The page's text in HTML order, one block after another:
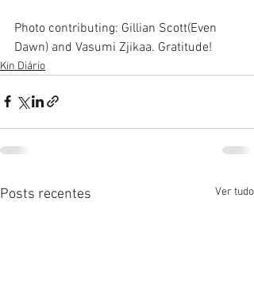
Photo contributing: Gillian Scott(Even
Dawn) and Vasumi Zjikaa. Gratitude!
Kin Diário
Posts recentes Ver tudo